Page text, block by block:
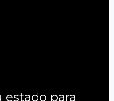
estado para